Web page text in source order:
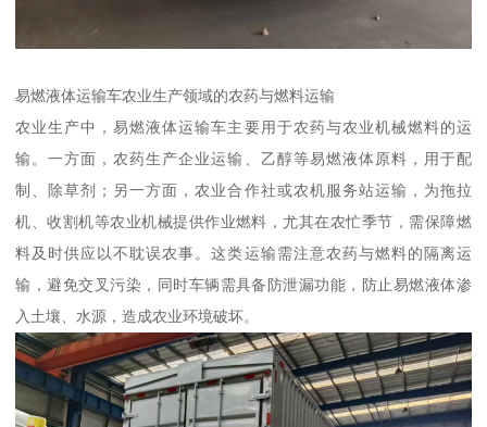
易燃液体运输车农业生产领域的农药与燃料运输​
农业生产中，易燃液体运输车主要用于农药与农业机械燃料的运
输。一方面，农药生产企业运输、乙醇等易燃液体原料，用于配
制、除草剂；另一方面，农业合作社或农机服务站运输，为拖拉
机、收割机等农业机械提供作业燃料，尤其在农忙季节，需保障燃
料及时供应以不耽误农事。这类运输需注意农药与燃料的隔离运
输，避免交叉污染，同时车辆需具备防泄漏功能，防止易燃液体渗
入土壤、水源，造成农业环境破坏。​